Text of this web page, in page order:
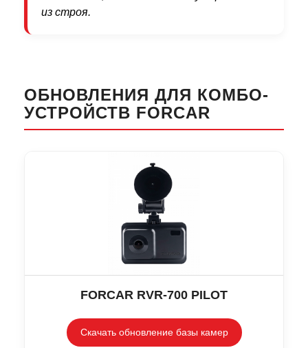
из строя.
ОБНОВЛЕНИЯ ДЛЯ КОМБО-
УСТРОЙСТВ FORCAR
FORCAR RVR-700 PILOT
Скачать обновление базы камер